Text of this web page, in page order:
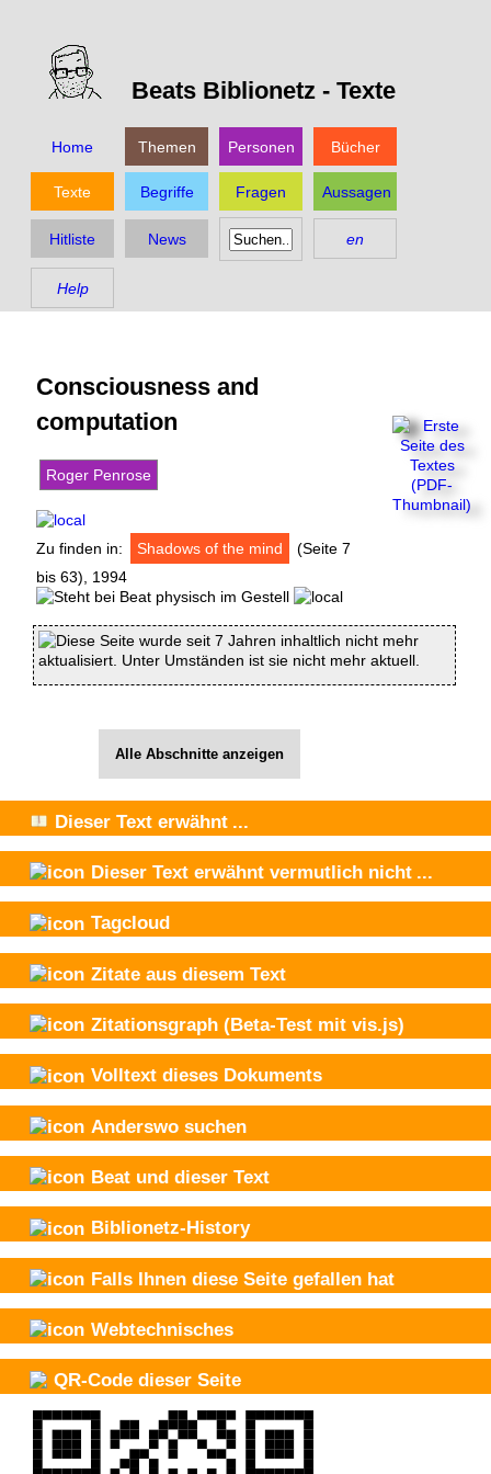
Beats Biblionetz - Texte
Home Themen Personen Bücher
Texte Begriffe Fragen Aussagen
Hitliste News en
Help
Consciousness and
computation
Roger Penrose
Zu finden in: Shadows of the mind
(Seite 7
bis 63), 1994
Diese Seite wurde seit 7 Jahren inhaltlich nicht mehr
aktualisiert. Unter Umständen ist sie nicht mehr aktuell.
Alle Abschnitte anzeigen
Dieser Text erwähnt ...
Dieser Text erwähnt vermutlich nicht ...
Tagcloud
Zitate aus diesem Text
Zitationsgraph (Beta-Test mit vis.js)
Volltext dieses Dokuments
Anderswo suchen
Beat und dieser Text
Biblionetz-History
Falls Ihnen diese Seite gefallen hat
Webtechnisches
QR-Code dieser Seite